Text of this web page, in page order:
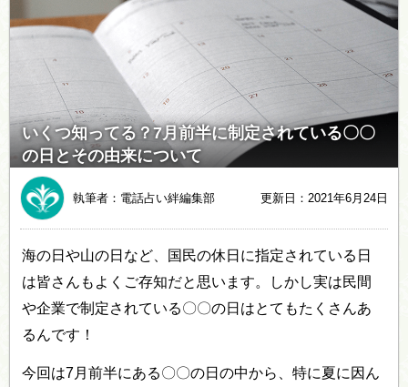
いくつ知ってる？7月前半に制定されている〇〇
の日とその由来について
執筆者：電話占い絆編集部 更新日：2021年6月24日
海の日や山の日など、国民の休日に指定されている日
は皆さんもよくご存知だと思います。しかし実は民間
や企業で制定されている〇〇の日はとてもたくさんあ
るんです！
今回は7月前半にある〇〇の日の中から、特に夏に因ん